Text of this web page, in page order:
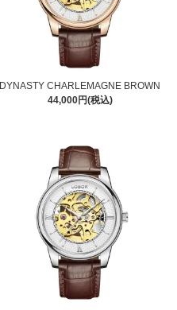
DYNASTY CHARLEMAGNE BROWN
44,000円(税込)